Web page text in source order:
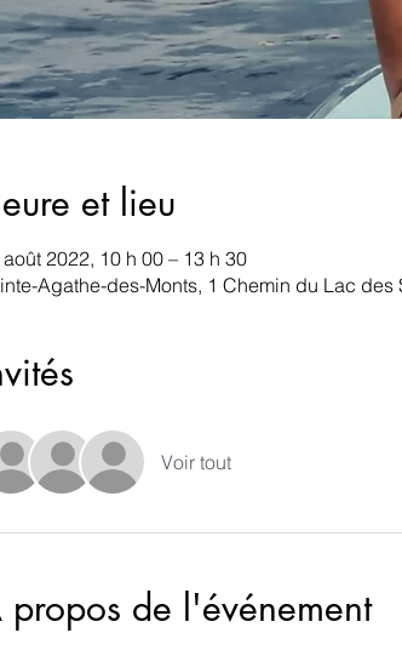
et lieu
août 2022, 10 h 00 – 13 h 30
Agathe-des-Monts, 1 Chemin du Lac
Voir tout
propos de l'événement